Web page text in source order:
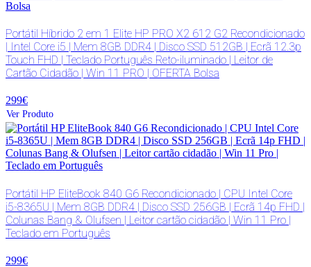
Portátil Híbrido 2 em 1 Elite HP PRO X2 612 G2 Recondicionado
| Intel Core i5 | Mem 8GB DDR4 | Disco SSD 512GB | Ecrã 12.3p
Touch FHD | Teclado Português Reto-iluminado | Leitor de
Cartão Cidadão | Win 11 PRO | OFERTA Bolsa
299€
Ver Produto
Portátil HP EliteBook 840 G6 Recondicionado | CPU Intel Core
i5-8365U | Mem 8GB DDR4 | Disco SSD 256GB | Ecrã 14p FHD |
Colunas Bang & Olufsen | Leitor cartão cidadão | Win 11 Pro |
Teclado em Português
299€